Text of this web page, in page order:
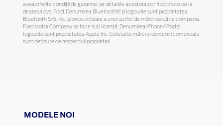
avea diferite condiții de garanție, iar detaliile acestora pot fi obținute de la
dealerul dvs. Ford. Denumirea Bluetooth® și logourile sunt proprietatea
Bluetooth SIG, Inc. și orice utilizare a unor astfel de mărci de către compania
Ford Motor Company se face sub licență. Denumirea iPhone/iPod și
logourile sunt proprietatea Apple Inc. Celelalte mărci și denumiri comerciale
sunt deținute de respectivii proprietari.
MODELE NOI